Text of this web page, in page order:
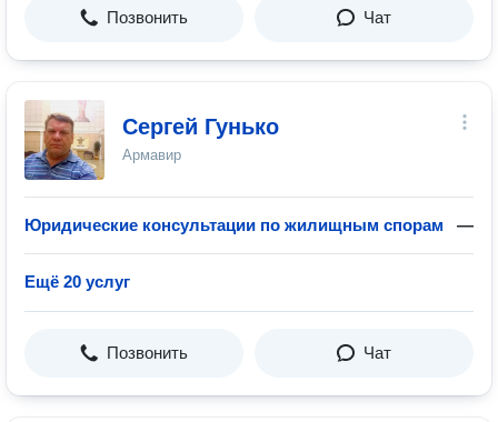
Позвонить Чат
Сергей Гунько
Армавир
Юридические консультации по жилищным спорам —
Ещё 20 услуг
Позвонить Чат